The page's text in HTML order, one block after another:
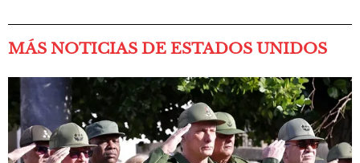
MÁS NOTICIAS DE ESTADOS UNIDOS